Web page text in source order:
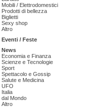
Mobili / Elettrodomestici
Prodotti di bellezza
Biglietti
Sexy shop
Altro
Eventi / Feste
News
Economia e Finanza
Scienze e Tecnologie
Sport
Spettacolo e Gossip
Salute e Medicina
UFO
Italia
dal Mondo
Altro